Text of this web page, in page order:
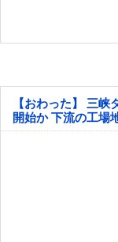
【おわった】 三
開始か 下流の工場